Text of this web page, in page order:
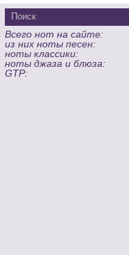
Всего нот на сайте:
из них ноты песен:
ноты классики:
ноты джаза и блюза:
GTP: